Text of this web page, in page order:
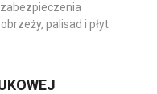
palisad i płyt